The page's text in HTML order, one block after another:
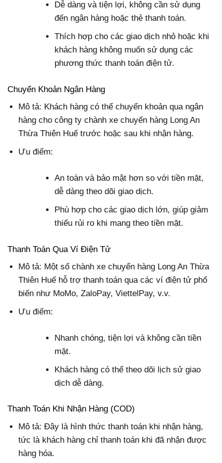
Dễ dàng và tiện lợi, không cần sử dụng
đến ngân hàng hoặc thẻ thanh toán.
Thích hợp cho các giao dịch nhỏ hoặc khi
khách hàng không muốn sử dụng các
phương thức thanh toán điện tử.
Chuyển Khoản Ngân Hàng
Mô tả: Khách hàng có thể chuyển khoản qua ngân
hàng cho công ty chành xe chuyển hàng Long An
Thừa Thiên Huế trước hoặc sau khi nhận hàng.
Ưu điểm:
An toàn và bảo mật hơn so với tiền mặt,
dễ dàng theo dõi giao dịch.
Phù hợp cho các giao dịch lớn, giúp giảm
thiểu rủi ro khi mang theo tiền mặt.
Thanh Toán Qua Ví Điện Tử
Mô tả: Một số chành xe chuyển hàng Long An Thừa
Thiên Huế hỗ trợ thanh toán qua các ví điện tử phổ
biến như MoMo, ZaloPay, ViettelPay, v.v.
Ưu điểm:
Nhanh chóng, tiện lợi và không cần tiền
mặt.
Khách hàng có thể theo dõi lịch sử giao
dịch dễ dàng.
Thanh Toán Khi Nhận Hàng (COD)
Mô tả: Đây là hình thức thanh toán khi nhận hàng,
tức là khách hàng chỉ thanh toán khi đã nhận được
hàng hóa.